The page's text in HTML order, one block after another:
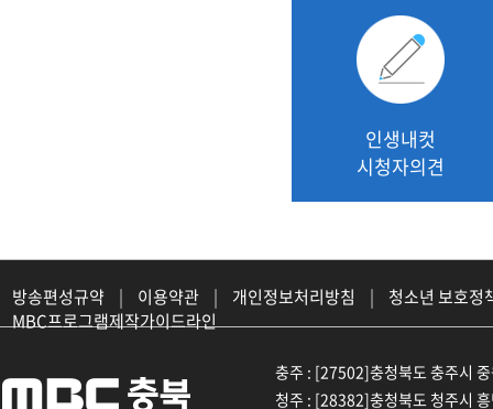
인생내컷
시청자의견
방송편성규약 | 이용약관 | 개인정보처리방침 |
청소년 보호정
MBC프로그램제작가이드라인
충주 : [27502]충청북도 충주시
청주 : [28382]충청북도 청주시